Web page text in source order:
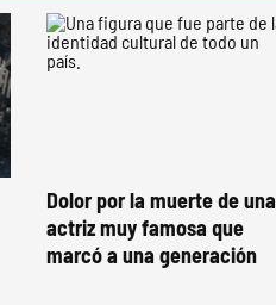
Dolor por la muerte de una
actriz muy famosa que
marcó a una generación